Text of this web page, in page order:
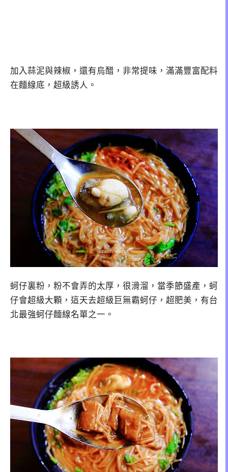
加入蒜泥與辣椒，還有烏醋，非常提味，滿滿豐富配料
在麵線底，超級誘人。
蚵仔裏粉，粉不會弄的太厚，很滑溜，當季節盛產，蚵
仔會超級大顆，這天去超級巨無霸蚵仔，超肥美，有台
北最強蚵仔麵線名單之一。